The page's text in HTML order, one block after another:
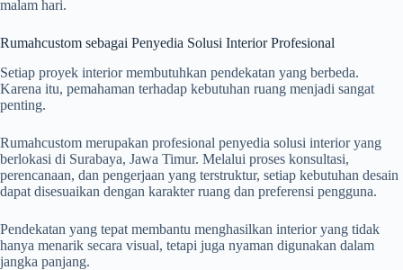
malam hari.
Rumahcustom sebagai Penyedia Solusi Interior Profesional
Setiap proyek interior membutuhkan pendekatan yang berbeda.
Karena itu, pemahaman terhadap kebutuhan ruang menjadi sangat
penting.
Rumahcustom merupakan profesional penyedia solusi interior yang
berlokasi di Surabaya, Jawa Timur. Melalui proses konsultasi,
perencanaan, dan pengerjaan yang terstruktur, setiap kebutuhan desain
dapat disesuaikan dengan karakter ruang dan preferensi pengguna.
Pendekatan yang tepat membantu menghasilkan interior yang tidak
hanya menarik secara visual, tetapi juga nyaman digunakan dalam
jangka panjang.